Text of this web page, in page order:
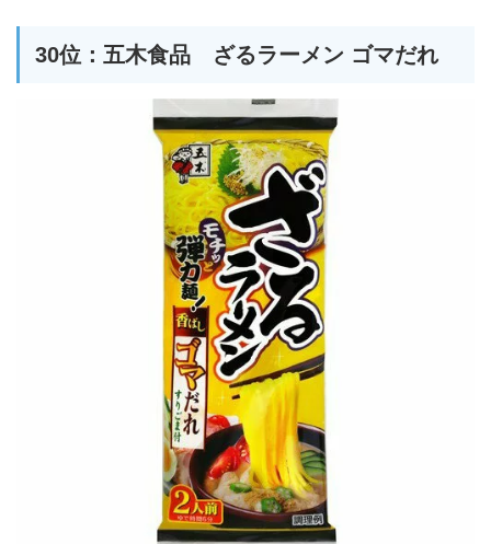
30位：五木食品 ざるラーメン ゴマだれ